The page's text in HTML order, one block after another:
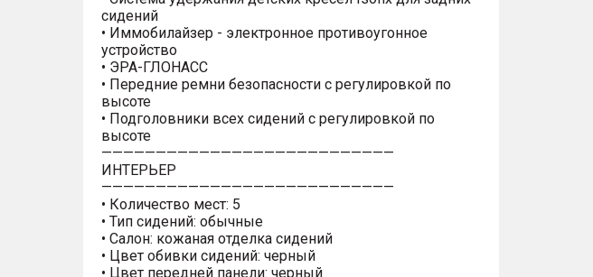
сидений
• Иммобилайзер - электронное противоугонное
устройство
• ЭРА-ГЛОНАСС
• Передние ремни безопасности с регулировкой по
высоте
• Подголовники всех сидений с регулировкой по
высоте
———————————————————————————
ИНТЕРЬЕР
———————————————————————————
• Количество мест: 5
• Тип сидений: обычные
• Салон: кожаная отделка сидений
• Цвет обивки сидений: черный
• Цвет передней панели: черный